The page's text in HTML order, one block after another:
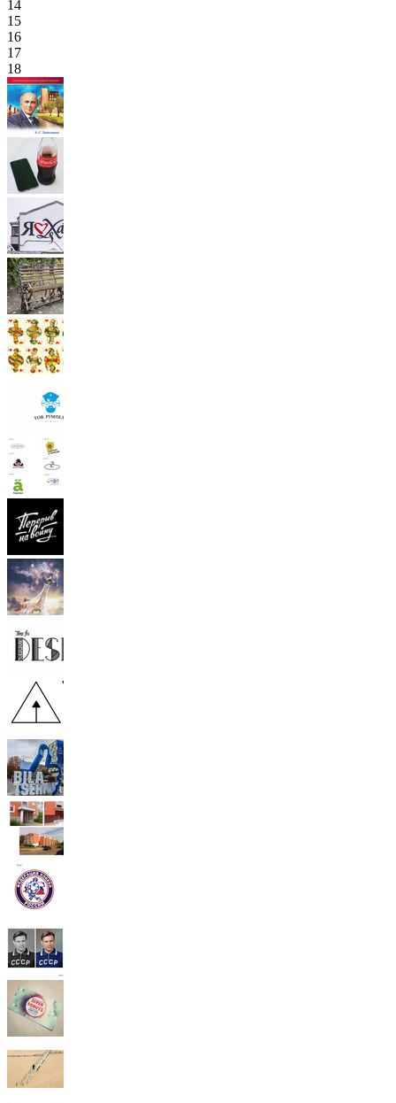
14
15
16
17
18